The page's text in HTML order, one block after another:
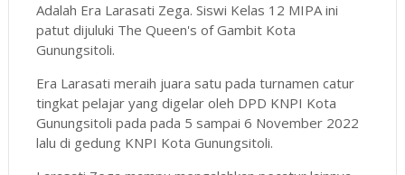
Adalah Era Larasati Zega. Siswi Kelas 12 MIPA ini
patut dijuluki The Queen's of Gambit Kota
Gunungsitoli.
Era Larasati meraih juara satu pada turnamen catur
tingkat pelajar yang digelar oleh DPD KNPI Kota
Gunungsitoli pada pada 5 sampai 6 November 2022
lalu di gedung KNPI Kota Gunungsitoli.